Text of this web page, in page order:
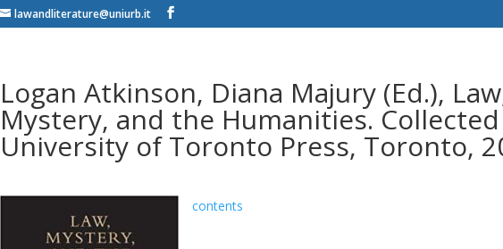
lawandliterature@uniurb.it
Logan Atkinson, Diana Majury (Ed.),
Mystery, and the Humanities. Collected
University of Toronto Press, Toronto,
contents